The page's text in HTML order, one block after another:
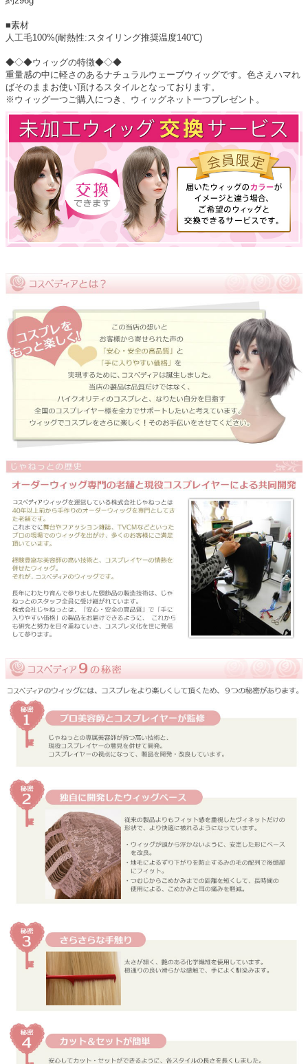
■素材
人工毛100%(耐熱性:スタイリング推奨温度140℃)
◆◇◆ウィッグの特徴◆◇◆
重量感の中に軽さのあるナチュラルウェーブウィッグです。色さえハマれ
ばそのままお使い頂けるスタイルとなっております。
※ウィッグ一つご購入につき、ウィッグネット一つプレゼント。